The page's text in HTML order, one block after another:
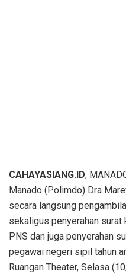
CAHAYASIANG.ID,
Manado (Polimdo) Dra
secara langsung
sekaligus penyerahan surat
PNS dan juga penyerahan
pegawai negeri sipil tahun
Ruangan Theater, Selasa